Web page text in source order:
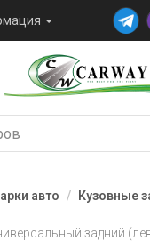
авто
Кузовные
задний